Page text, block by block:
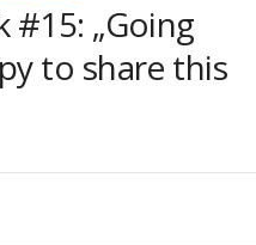
#15: „Going
to share this